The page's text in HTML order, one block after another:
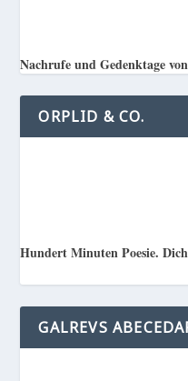
Nachrufe und Gedenktage
ORPLID & CO.
Hundert Minuten Poesie.
GALREVS